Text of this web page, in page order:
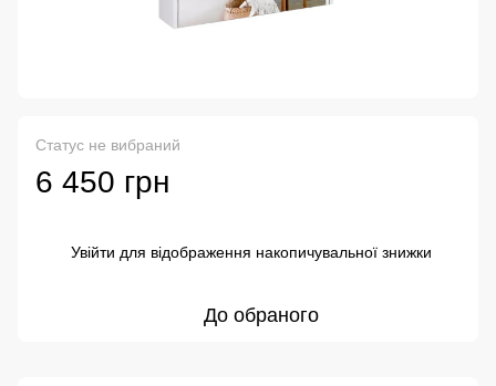
Статус не вибраний
6 450 грн
Увійти для відображення накопичувальної знижки
До обраного